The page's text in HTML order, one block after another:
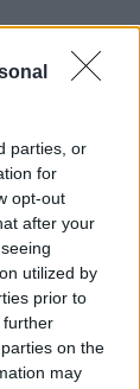
parties, or
for
opt-out
after your
utilized by
prior to
further
on the
may